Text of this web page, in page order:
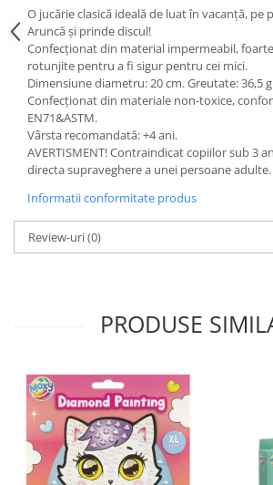
O jucărie clasică ideală de luat în vacanță, pe
Aruncă și prinde discul!
Confecționat din material impermeabil,
rotunjite pentru a fi sigur pentru cei mici.
Dimensiune diametru: 20 cm. Greutate: 36,5
Confecționat din materiale non-toxice,
EN71&ASTM.
Vârsta recomandată: +4 ani.
AVERTISMENT! Contraindicat copiilor sub 3
directa supraveghere a unei persoane adulte.
Informatii conformitate produs
Review-uri(0)
PRODUSE